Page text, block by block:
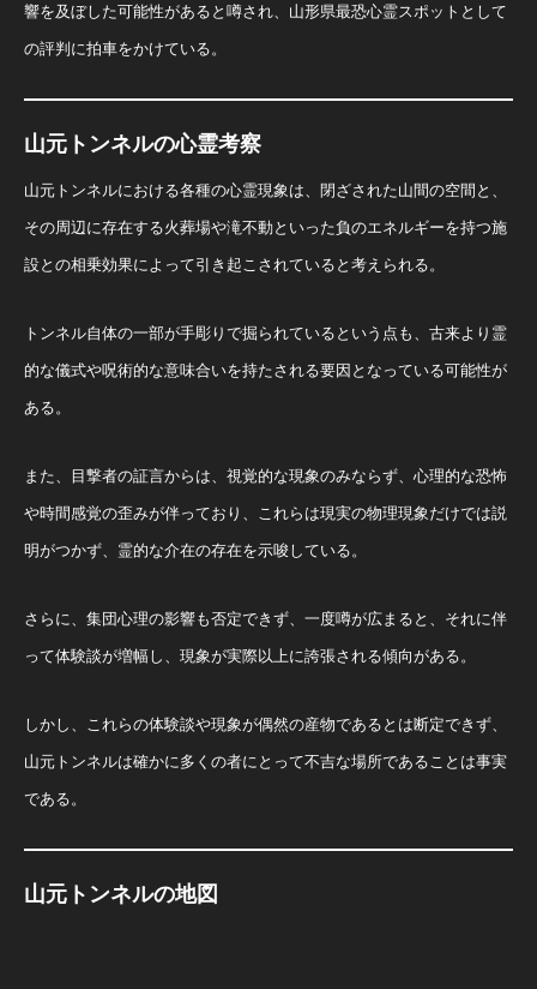
響を及ぼした可能性があると噂され、山形県最恐心霊スポットとして
の評判に拍車をかけている。
山元トンネルの心霊考察
山元トンネルにおける各種の心霊現象は、閉ざされた山間の空間と、
その周辺に存在する火葬場や滝不動といった負のエネルギーを持つ施
設との相乗効果によって引き起こされていると考えられる。
トンネル自体の一部が手彫りで掘られているという点も、古来より霊
的な儀式や呪術的な意味合いを持たされる要因となっている可能性が
ある。
また、目撃者の証言からは、視覚的な現象のみならず、心理的な恐怖
や時間感覚の歪みが伴っており、これらは現実の物理現象だけでは説
明がつかず、霊的な介在の存在を示唆している。
さらに、集団心理の影響も否定できず、一度噂が広まると、それに伴
って体験談が増幅し、現象が実際以上に誇張される傾向がある。
しかし、これらの体験談や現象が偶然の産物であるとは断定できず、
山元トンネルは確かに多くの者にとって不吉な場所であることは事実
である。
山元トンネルの地図